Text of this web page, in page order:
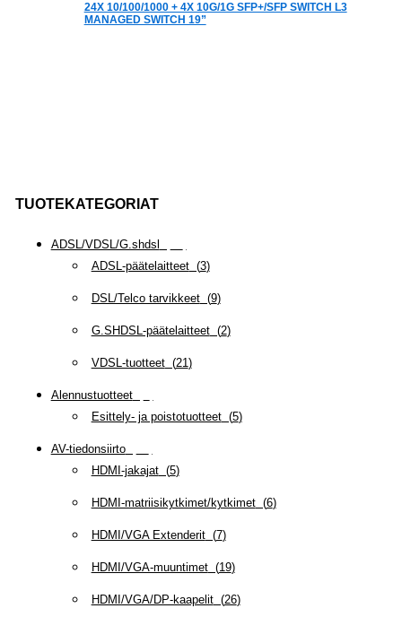
TUOTEKATEGORIAT
ADSL/VDSL/G.shdsl
ADSL-päätelaitteet(3)
DSL/Telco tarvikkeet(9)
G.SHDSL-päätelaitteet(2)
VDSL-tuotteet(21)
Alennustuotteet(
Esittely- ja poistotuotteet(5)
AV-tiedonsiirto(
HDMI-jakajat(5)
HDMI-matriisikytkimet/kytkimet(6)
HDMI/VGA Extenderit(7)
HDMI/VGA-muuntimet(19)
HDMI/VGA/DP-kaapelit(26)
24X 10/100/1000 + 4X 10G/1G SFP+/SFP SWITCH L3
MANAGED SWITCH 19”